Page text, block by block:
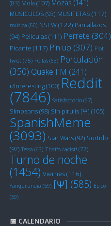
(83) Mola (107) Mozas (141)
MUSICULOS (93) MUSITETAS (117)
música (60) NSFW(122) Pantallazos
(94) Películas(111) Perrete (304)
Picante (117) Pin up (307) Plot
twist (75) Pollas (63) Porculación
(350) Quake FM (241)
r/Interesting(100) Reddit
(7846) Satisfactorio (67)
Simpsons(98) Sin pirulís [Ψ] (105)
SpanishMeme
(3093) Star Wars(92) Surtido
(97) Tessa (63) That's racist! (77)
Turno de noche
(1454) Viernes(116)
Yanquilandia (59) [Ψ] (585) Épico
(59)
📅 CALENDARIO